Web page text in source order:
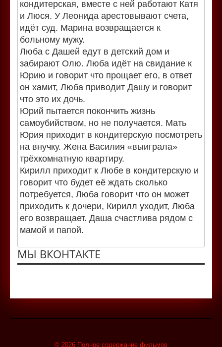
кондитерская, вместе с ней работают Катя
и Люся. У Леонида арестовывают счета,
идёт суд. Марина возвращается к
больному мужу.
Люба с Дашей едут в детский дом и
забирают Олю. Люба идёт на свидание к
Юрию и говорит что прощает его, в ответ
он хамит, Люба приводит Дашу и говорит
что это их дочь.
Юрий пытается покончить жизнь
самоубийством, но не получается. Мать
Юрия приходит в кондитерскую посмотреть
на внучку. Жена Василия «выиграла»
трёхкомнатную квартиру.
Кирилл приходит к Любе в кондитерскую и
говорит что будет её ждать сколько
потребуется, Люба говорит что он может
приходить к дочери, Кирилл уходит, Люба
его возвращает. Даша счастлива рядом с
мамой и папой.
МЫ ВКОНТАКТЕ
© 2026 Полное содержание фильмов